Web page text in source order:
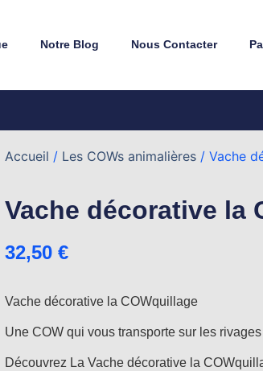
Notre Blog Nous Contacter
Accueil / Les COWs animalières/ Vache
Vache décorative la
32,50 €
Vache décorative la COWquillage
Une COW qui vous transporte sur les
Découvrez La Vache décorative la